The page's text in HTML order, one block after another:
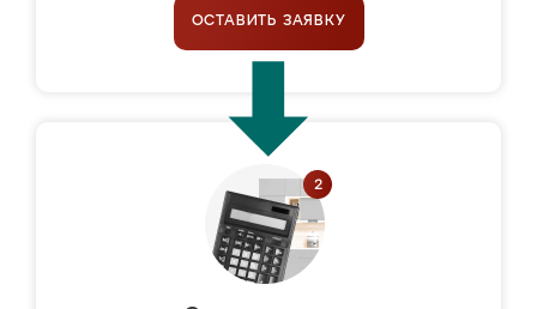
ОСТАВИТЬ ЗАЯВКУ